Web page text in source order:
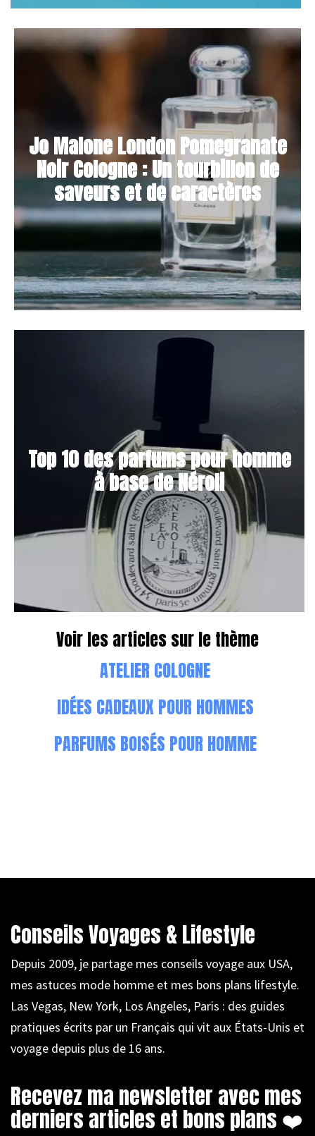
Jo Malone London Pomegranate
Noir Cologne : Un tourbillon de
saveurs et de caractères
Top 10 des parfums pour homme
à base de Néroli
Voir les articles sur le thème
ATELIER COLOGNE
IDÉES CADEAUX POUR HOMMES
PARFUMS BOISÉS POUR HOMME
Conseils Voyages & Lifestyle
Depuis 2009, je partage mes conseils voyage aux USA,
mes astuces mode homme et mes bons plans lifestyle.
Las Vegas, New York, Los Angeles, Paris : des guides
pratiques écrits par un Français qui vit aux États-Unis et
voyage depuis plus de 16 ans.
Recevez ma newsletter avec mes
derniers articles et bons plans ❤️